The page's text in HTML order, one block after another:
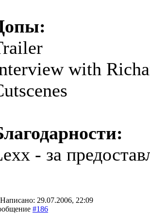
with
- за
Написано: 29.07.2006, 22:09
#186